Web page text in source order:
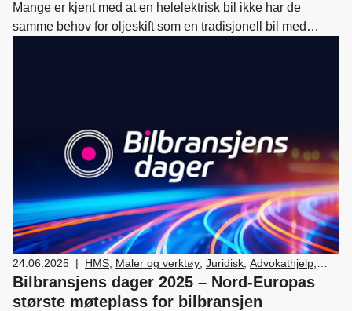
Mange er kjent med at en helelektrisk bil ikke har de
samme behov for oljeskift som en tradisjonell bil med
24.06.2025 | HMS Maler og verktøy Juridisk Advokathjelp
Lover og regler,Lønn og tariff,Medlemskap og
fordeler, Nyttekjøretøy,Næringspolitikk
Bilbransjens dager 2025 – Nord-Europas
største møteplass for bilbransjen